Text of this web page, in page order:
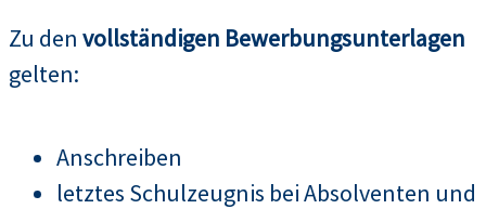
Zu den vollständigen Bewerbungsunterlagen
gelten:
Anschreiben
letztes Schulzeugnis bei Absolventen und